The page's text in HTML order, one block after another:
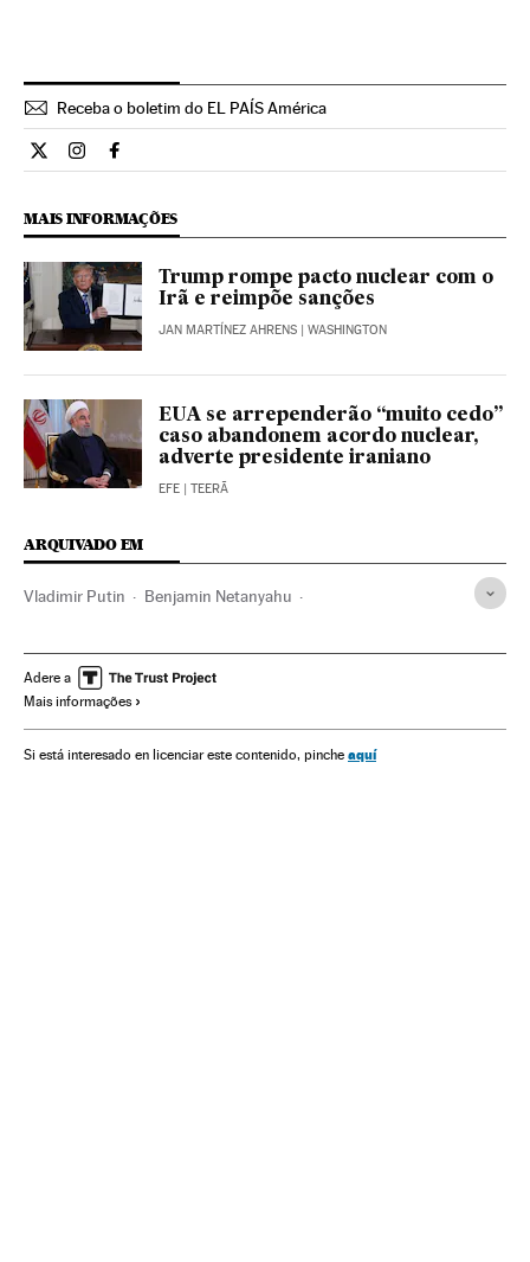
Receba o boletim do EL PAÍS América
Internacional El País Brasil en Twitter
Internacional El País Brasil en Instagram
Internacional El País Brasil en Facebook
MAIS INFORMAÇÕES
Trump rompe pacto nuclear com o
Irã e reimpõe sanções
JAN MARTÍNEZ AHRENS | WASHINGTON
EUA se arrependerão “muito cedo”
caso abandonem acordo nuclear,
adverte presidente iraniano
EFE | TEERÃ
ARQUIVADO EM
Vladimir Putin Benjamin Netanyahu
Programa nuclear Irã Segurança nuclear
Tratados desarmamento
Tratados internacionais Energia nuclear Rússia
Adere a
Mais informações
Si está interesado en licenciar este contenido, pinche aquí